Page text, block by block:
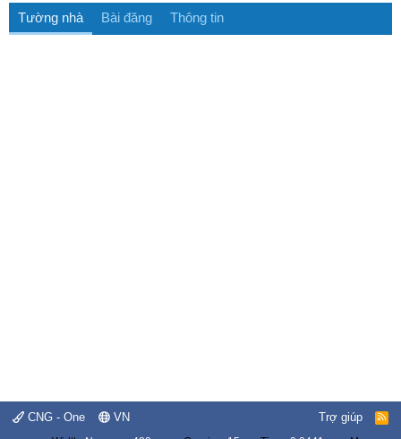
Tường nhà Bài đăng Thông tin
CNG - One VN Trợ giúp
R